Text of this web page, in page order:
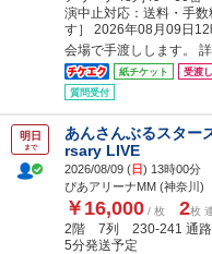
演中止対応：送料・手
す］ 2026年08月09日
会場で手渡しします。
紙チケット 受渡
質問受付
明日
まで
あんさんぶるスタ
rsary LIVE
2026/08/09 (日) 13時00分
ぴあアリーナMM (神奈川)
￥16,000 / 枚 2枚
2階 7列 230-241 通路
5分発送予定